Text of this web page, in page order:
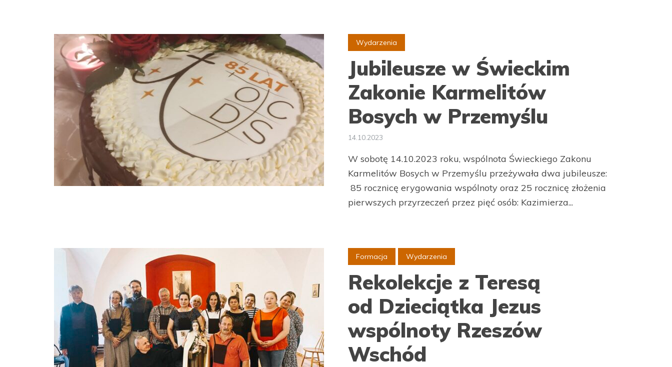
Wydarzenia
Jubileusze w Świeckim
Zakonie Karmelitów
Bosych w Przemyślu
14.10.2023
W sobotę 14.10.2023 roku, wspólnota Świeckiego Zakonu
Karmelitów Bosych w Przemyślu przeżywała dwa jubileusze:
85 rocznicę erygowania wspólnoty oraz 25 rocznicę złożenia
pierwszych przyrzeczeń przez pięć osób: Kazimierza...
Formacja Wydarzenia
Rekolekcje z Teresą
od Dzieciątka Jezus
wspólnoty Rzeszów
Wschód